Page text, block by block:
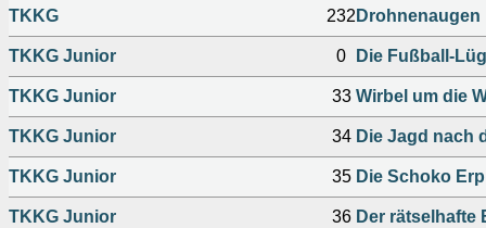
TKKG 232 Drohnenaugen
TKKG Junior 0 Die Fußball-
TKKG Junior 33 Wirbel um die
TKKG Junior 34 Die Jagd nach
TKKG Junior 35 Die Schoko
TKKG Junior 36 Der rätselhafte